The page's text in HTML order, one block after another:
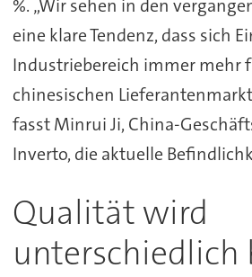
%. „Wir sehen in den
eine klare Tendenz, dass sich
Industriebereich immer mehr
chinesischen
fasst Minrui Ji, China-
Inverto, die aktuelle
Qualität wird